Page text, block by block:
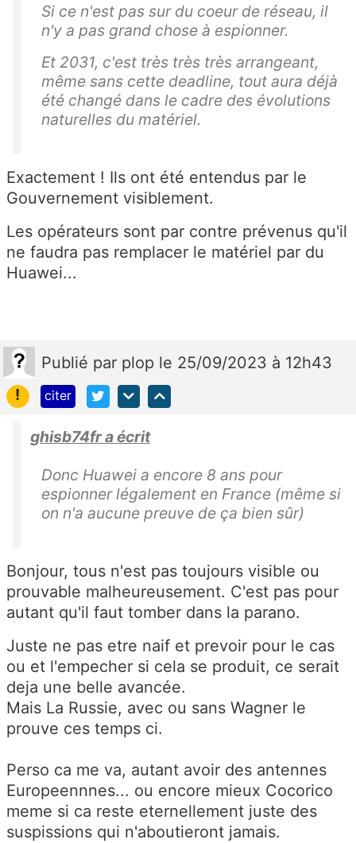
Si ce n'est pas sur du coeur de réseau, il
n'y a pas grand chose à espionner.
Et 2031, c'est très très très arrangeant,
même sans cette deadline, tout aura déjà
été changé dans le cadre des évolutions
naturelles du matériel.
Exactement ! Ils ont été entendus par le
Gouvernement visiblement.
Les opérateurs sont par contre prévenus qu'il
ne faudra pas remplacer le matériel par du
Huawei...
Publié par plop le 25/09/2023 à 12h43
!
citer
ghisb74fr a écrit
Donc Huawei a encore 8 ans pour
espionner légalement en France (même si
on n'a aucune preuve de ça bien sûr)
Bonjour, tous n'est pas toujours visible ou
prouvable malheureusement. C'est pas pour
autant qu'il faut tomber dans la parano.
Juste ne pas etre naif et prevoir pour le cas
ou et l'empecher si cela se produit, ce serait
deja une belle avancée.
Mais La Russie, avec ou sans Wagner le
prouve ces temps ci.
Perso ca me va, autant avoir des antennes
Europeennnes... ou encore mieux Cocorico
meme si ca reste eternellement juste des
suspissions qui n'aboutieront jamais.